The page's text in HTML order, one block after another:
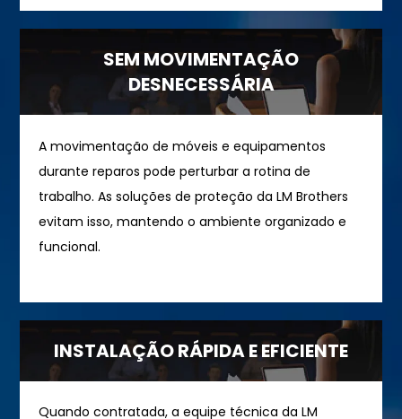
SEM MOVIMENTAÇÃO
DESNECESSÁRIA
A movimentação de móveis e equipamentos
durante reparos pode perturbar a rotina de
trabalho. As soluções de proteção da LM Brothers
evitam isso, mantendo o ambiente organizado e
funcional.
INSTALAÇÃO RÁPIDA E EFICIENTE
Quando contratada, a equipe técnica da LM